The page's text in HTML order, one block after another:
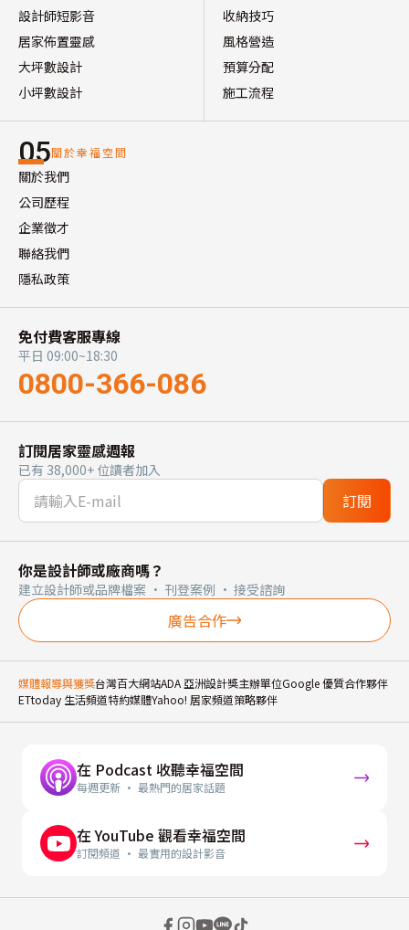
設計師短影音
居家佈置靈感
大坪數設計
小坪數設計
收納技巧
風格營造
預算分配
施工流程
05關於幸福空間
關於我們
公司歷程
企業徵才
聯絡我們
隱私政策
免付費客服專線
平日 09:00~18:30
0800-366-086
訂閱居家靈感週報
已有 38,000+ 位讀者加入
訂閱
你是設計師或廠商嗎？
建立設計師或品牌檔案 · 刊登案例 · 接受諮詢
廣告合作
媒體報導與獲獎台灣百大網站ADA 亞洲設計獎主辦單位Google 優質合作夥伴
ETtoday 生活頻道特約媒體Yahoo! 居家頻道策略夥伴
在 Podcast 收聽幸福空間
每週更新 · 最熱門的居家話題
在 YouTube 觀看幸福空間
訂閱頻道 · 最實用的設計影音